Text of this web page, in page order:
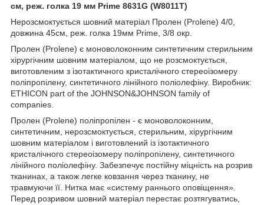
см, реж. голка 19 мм Prime 8631G (W8011T)
Нерозсмоктується шовний матеріал Пролен (Prolene) 4/0,
довжина 45см, реж. голка 19мм Prime, 3/8 окр.
Пролен (Prolene) є моноволоконним синтетичним стерильним
хірургічним шовним матеріалом, що не розсмоктується,
виготовленим з ізотактичного кристалічного стереоізомеру
поліпропілену, синтетичного лінійного поліолефіну. Виробник:
ETHICON part of the JOHNSON&JOHNSON family of
companies.
Пролен (Prolene) поліпропілен - є моноволоконним,
синтетичним, нерозсмоктується, стерильним, хірургічним
шовним матеріалом і виготовлений із ізотактичного
кристалічного стереоізомеру поліпропілену, синтетичного
лінійного поліолефіну. Забезпечує постійну міцність на розрив
тканинах, а також легке ковзання через тканину, не
травмуючи її. Нитка має «систему раннього оповіщення».
Перед розривом шовний матеріал перестає розтягуватись,